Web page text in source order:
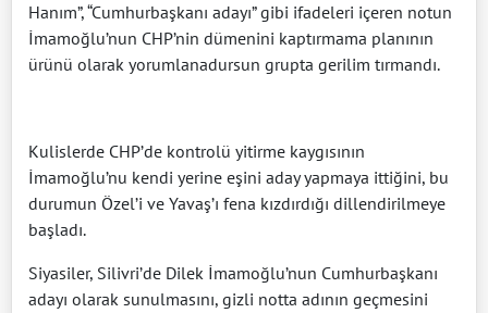
Hanım”, “Cumhurbaşkanı adayı” gibi ifadeleri içeren notun
İmamoğlu’nun CHP’nin dümenini kaptırmama planının
ürünü olarak yorumlanadursun grupta gerilim tırmandı.
Kulislerde CHP’de kontrolü yitirme kaygısının
İmamoğlu’nu kendi yerine eşini aday yapmaya ittiğini, bu
durumun Özel’i ve Yavaş’ı fena kızdırdığı dillendirilmeye
başladı.
Siyasiler, Silivri’de Dilek İmamoğlu’nun Cumhurbaşkanı
adayı olarak sunulmasını, gizli notta adının geçmesini